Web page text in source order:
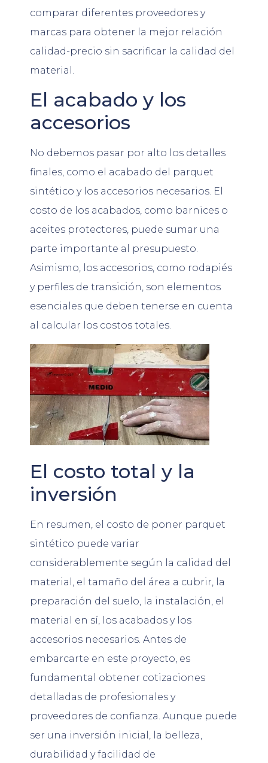
comparar diferentes proveedores y
marcas para obtener la mejor relación
calidad-precio sin sacrificar la calidad del
material.
El acabado y los
accesorios
No debemos pasar por alto los detalles
finales, como el acabado del parquet
sintético y los accesorios necesarios. El
costo de los acabados, como barnices o
aceites protectores, puede sumar una
parte importante al presupuesto.
Asimismo, los accesorios, como rodapiés
y perfiles de transición, son elementos
esenciales que deben tenerse en cuenta
al calcular los costos totales.
El costo total y la
inversión
En resumen, el costo de poner parquet
sintético puede variar
considerablemente según la calidad del
material, el tamaño del área a cubrir, la
preparación del suelo, la instalación, el
material en sí, los acabados y los
accesorios necesarios. Antes de
embarcarte en este proyecto, es
fundamental obtener cotizaciones
detalladas de profesionales y
proveedores de confianza. Aunque puede
ser una inversión inicial, la belleza,
durabilidad y facilidad de